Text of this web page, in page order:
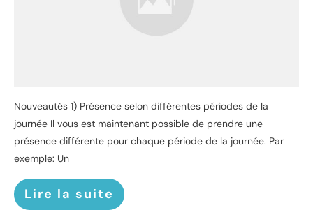
Nouveautés 1) Présence selon différentes périodes de la
journée Il vous est maintenant possible de prendre une
présence différente pour chaque période de la journée. Par
exemple: Un
Lire la suite